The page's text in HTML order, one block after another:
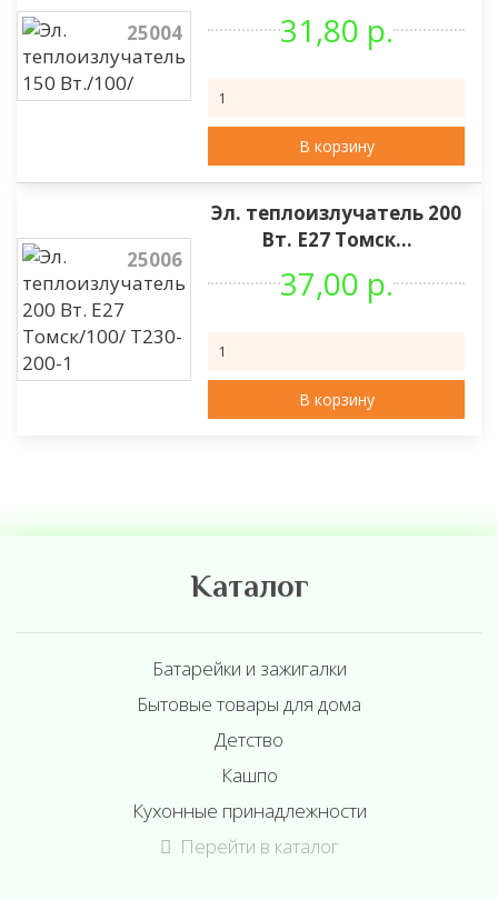
25004 31,80 р.
В корзину
25006
Эл. теплоизлучатель 200
Вт. Е27 Томск...
37,00 р.
В корзину
Каталог
Батарейки и зажигалки
Бытовые товары для дома
Детство
Кашпо
Кухонные принадлежности
Перейти в каталог